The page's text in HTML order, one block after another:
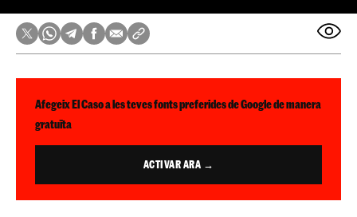
Afegeix El Caso a les teves fonts preferides de Google de manera
gratuïta
ACTIVAR ARA →